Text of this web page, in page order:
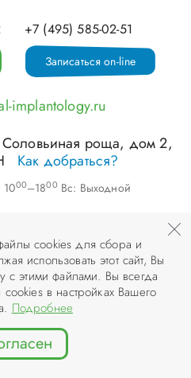
+7 (495) 585-02-51
Записаться on-line
implantology.ru
Соловьиная роща, дом 2,
Как добраться?
00–1800 Вс: Выходной
Д», 2026
«Инфодизайн» , 2007–2026
cookies для сбора и
использовать этот сайт, Вы
с этими файлами. Вы всегда
в настройках Вашего
Подробнее